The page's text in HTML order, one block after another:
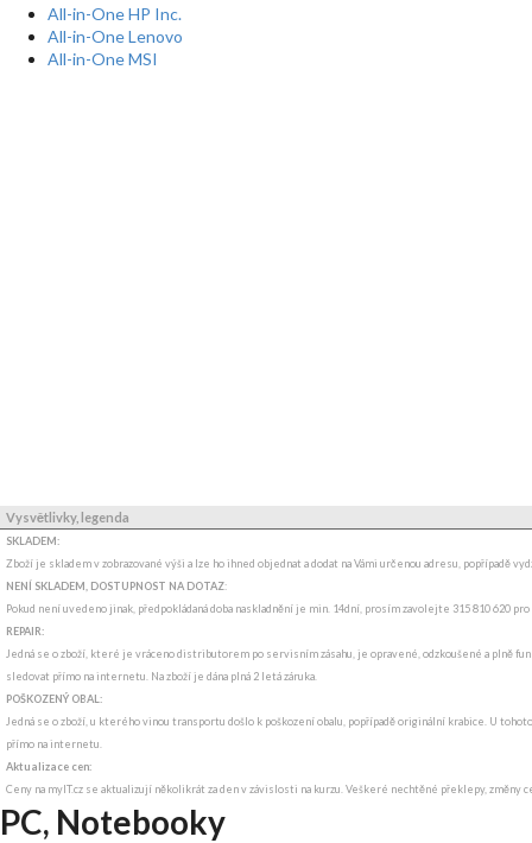
All-in-One HP Inc.
All-in-One Lenovo
All-in-One MSI
Vysvětlivky, legenda
SKLADEM:
Zboží je skladem v zobrazované výši a lze ho ihned objednat a dodat na Vámi určenou adresu, popřípadě
NENÍ SKLADEM, DOSTUPNOST NA DOTAZ:
Pokud není uvedeno jinak, předpokládaná doba naskladnění je min. 14dní, prosím zavolejte 315 810 620
REPAIR:
Jedná se o zboží, které je vráceno distributorem po servisním zásahu, je opravené, odzkoušené a plně
sledovat přímo na internetu. Na zboží je dána plná 2 letá záruka.
POŠKOZENÝ OBAL:
Jedná se o zboží, u kterého vinou transportu došlo k poškození obalu, popřípadě originální krabice. U
přímo na internetu.
Aktualizace cen:
Ceny na myIT.cz se aktualizují několikrát za den v závislosti na kurzu. Veškeré nechtěné překlepy, změny
PC, Notebooky